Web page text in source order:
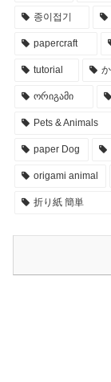
종이접기
papercraft
tutorial
ორიგამი
Pets & Animals
paper Dog
origami animal
折り紙 簡単